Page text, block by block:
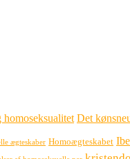
Det
ægteskaber Homoægteskabet